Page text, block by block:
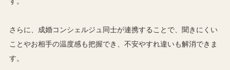
さらに、成婚コンシェルジュ同士が連携することで、聞きにくい
ことやお相手の温度感も把握でき、不安やすれ違いも解消できま
す。